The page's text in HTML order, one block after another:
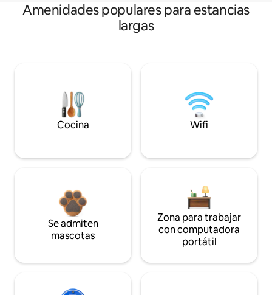
Amenidades populares para estancias
largas
Cocina Wifi
Se admiten
mascotas
Zona para trabajar
con computadora
portátil